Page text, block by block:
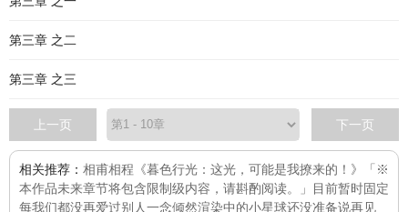
第三章 之二
第三章 之三
上一页 下一页
相关推荐： 相甫相程 《暮色行光：这光，可能是我撩来的！》「※
本作品未来章节将包含限制级内容，请斟酌阅读。」目前暂时固定
每我们都没再爱过别人一念倾然渲染中的小星球还没准备说再见